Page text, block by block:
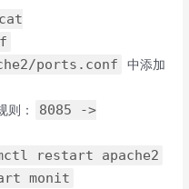
cat
ports.conf 中添加
则：
8085 ->
restart apache2
monit